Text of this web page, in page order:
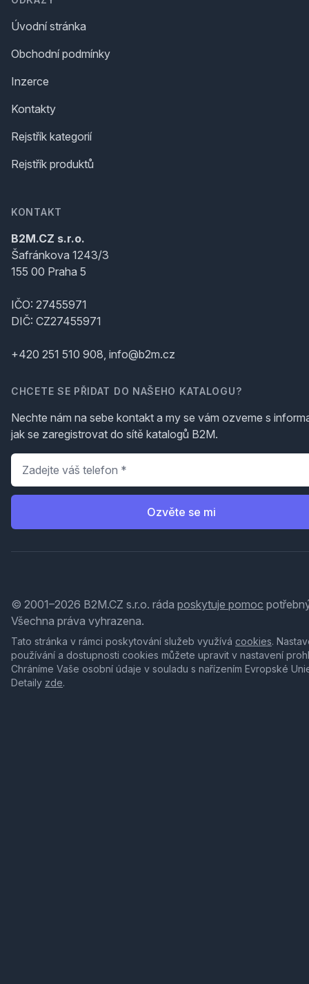
Úvodní stránka
Obchodní podmínky
Inzerce
Kontakty
Rejstřík kategorií
Rejstřík produktů
KONTAKT
B2M.CZ s.r.o.
Šafránkova 1243/3
155 00 Praha 5
IČO: 27455971
DIČ: CZ27455971
+420 251 510 908, info@b2m.cz
CHCETE SE PŘIDAT DO NAŠEHO KATALOGU?
Nechte nám na sebe kontakt a my se vám ozveme s
jak se zaregistrovat do sítě katalogů B2M.
Telefon
Ozvěte se mi
© 2001–2026 B2M.CZ s.r.o. ráda poskytuje pomoc
Všechna práva vyhrazena.
Tato stránka v rámci poskytování služeb využívá cookies.
používání a dostupnosti cookies můžete upravit v nastavení
Chráníme Vaše osobní údaje v souladu s nařízením Evropské
Detaily zde.